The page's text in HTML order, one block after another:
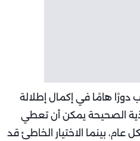
دورًا هامًا في إكمال إطلالة
الصحيحة يمكن أن تعطي
عام، بينما الاختيار الخاطئ قد